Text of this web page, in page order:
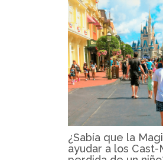
¿Sabía que la
ayudar a los